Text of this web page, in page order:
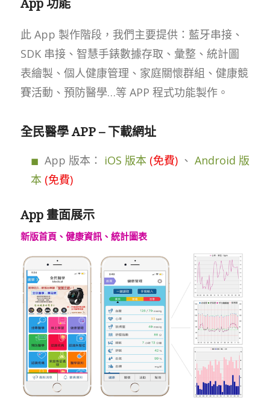
App 功能
此 App 製作階段，我們主要提供：藍牙串接、
SDK 串接、智慧手錶數據存取、彙整、統計圖
表繪製、個人健康管理、家庭關懷群組、健康競
賽活動、預防醫學…等 APP 程式功能製作。
全民醫學 APP – 下載網址
App 版本： iOS 版本 (免費)、 Android 版
本 (免費)
App 畫面展示
新版首頁、健康資訊、統計圖表